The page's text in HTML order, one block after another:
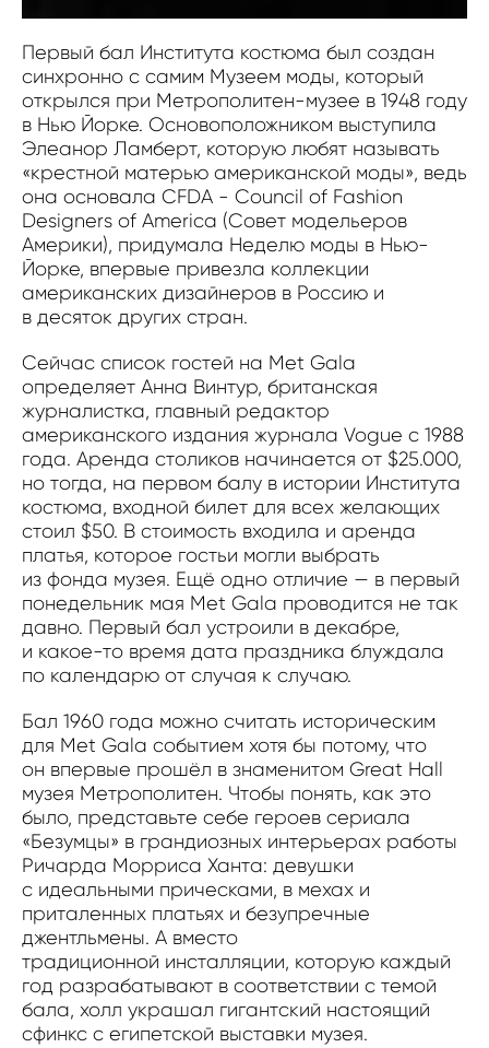
Первый бал Института костюма был создан
синхронно с самим Музеем моды, который
открылся при Метрополитен-музее в 1948 году
в Нью Йорке. Основоположником выступила
Элеанор Ламберт, которую любят называть
«крестной матерью американской моды», ведь
она основала CFDA - Council of Fashion
Designers of America (Совет модельеров
Америки), придумала Неделю моды в Нью-
Йорке, впервые привезла коллекции
американских дизайнеров в Россию и
в десяток других стран.
Сейчас список гостей на Met Gala
определяет Анна Винтур, британская
журналистка, главный редактор
американского издания журнала Vogue с 1988
года. Аренда столиков начинается от $25.000,
но тогда, на первом балу в истории Института
костюма, входной билет для всех желающих
стоил $50. В стоимость входила и аренда
платья, которое гостьи могли выбрать
из фонда музея. Ещё одно отличие — в первый
понедельник мая Met Gala проводится не так
давно. Первый бал устроили в декабре,
и какое-то время дата праздника блуждала
по календарю от случая к случаю.
Бал 1960 года можно считать историческим
для Met Gala событием хотя бы потому, что
он впервые прошёл в знаменитом Great Hall
музея Метрополитен. Чтобы понять, как это
было, представьте себе героев сериала
«Безумцы» в грандиозных интерьерах работы
Ричарда Морриса Ханта: девушки
с идеальными прическами, в мехах и
приталенных платьях и безупречные
джентльмены. А вместо
традиционной инсталляции, которую каждый
год разрабатывают в соответствии с темой
бала, холл украшал гигантский настоящий
сфинкс с египетской выставки музея.